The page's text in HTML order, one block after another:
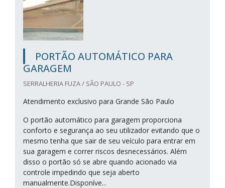
PORTÃO AUTOMÁTICO PARA
GARAGEM
SERRALHERIA FUZA / SÃO PAULO - SP
Atendimento exclusivo para Grande São Paulo
O portão automático para garagem proporciona
conforto e segurança ao seu utilizador evitando que o
mesmo tenha que sair de seu veículo para entrar em
sua garagem e correr riscos desnecessários. Além
disso o portão só se abre quando acionado via
controle impedindo que seja aberto
manualmente.Disponíve...